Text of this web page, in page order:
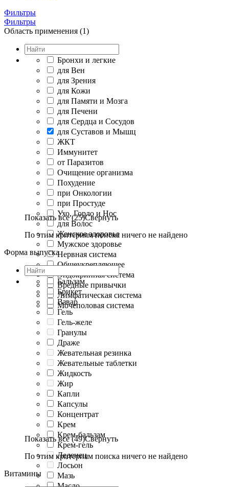
Фильтры
Фильтры
Область применения (1)
Бронхи и легкие
для Вен
для Зрения
для Кожи
для Памяти и Мозга
для Печени
для Сердца и Сосудов
для Суставов и Мышц
ЖКТ
Иммунитет
от Паразитов
Очищение организма
Похудение
при Онкологии
при Простуде
Ухо, Горло и Нос
для Волос
Женское здоровье
Мужское здоровье
Нервная система
Общеукрепляющее
Эндокринная система
Вредные привычки
Лимфатическая система
Мочеполовая система
Показать все (25)Свернуть
По этим критериям поиска ничего не найдено
Форма выпуска
Бальзам
Брикет
Взвар
Гель
Гель-желе
Гранулы
Драже
Жевательная резинка
Жевательные таблетки
Жидкость
Жир
Капли
Капсулы
Концентрат
Крем
Крем-бальзам
Крем-гель
Леденец
Лосьон
Мазь
Показать все (49)Свернуть
По этим критериям поиска ничего не найдено
Витамины